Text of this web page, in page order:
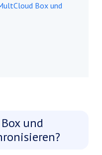
Box und
und